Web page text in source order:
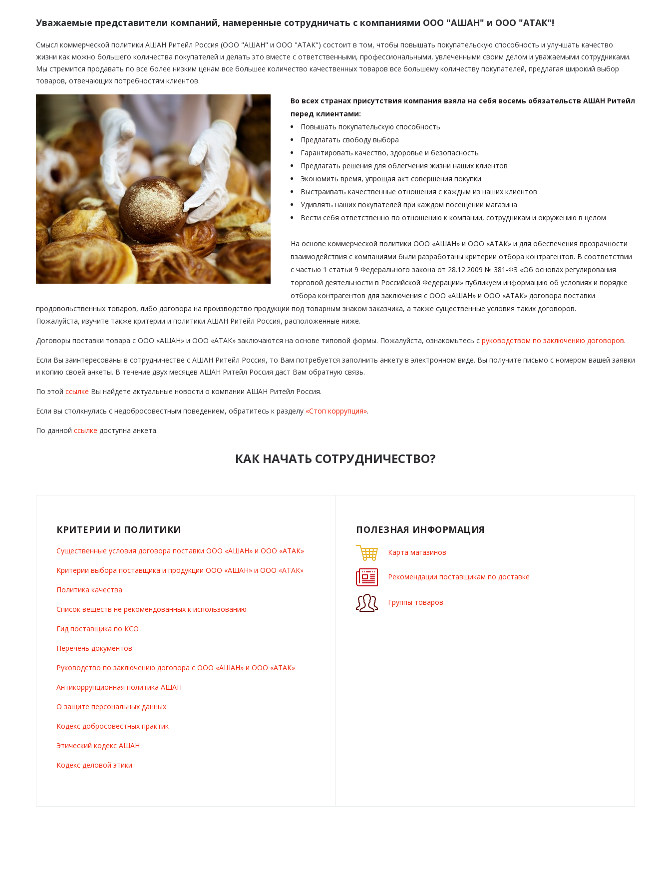
Уважаемые представители компаний, намеренные сотрудничать с компаниями ООО "АШАН" и ООО "АТАК"!
Смысл коммерческой политики АШАН Ритейл Россия (ООО "АШАН" и ООО "АТАК") состоит в том, чтобы повышать покупательскую способность и улучшать качество
жизни как можно большего количества покупателей и делать это вместе с ответственными, профессиональными, увлеченными своим делом и уважаемыми сотрудниками.
Мы стремится продавать по все более низким ценам все большее количество качественных товаров все большему количеству покупателей, предлагая широкий выбор
товаров, отвечающих потребностям клиентов.
Во всех странах присутствия компания взяла на себя восемь обязательств АШАН Ритейл
перед клиентами:
Повышать покупательскую способность
Предлагать свободу выбора
Гарантировать качество, здоровье и безопасность
Предлагать решения для облегчения жизни наших клиентов
Экономить время, упрощая акт совершения покупки
Выстраивать качественные отношения с каждым из наших клиентов
Удивлять наших покупателей при каждом посещении магазина
Вести себя ответственно по отношению к компании, сотрудникам и окружению в целом
На основе коммерческой политики ООО «АШАН» и ООО «АТАК» и для обеспечения прозрачности
взаимодействия с компаниями были разработаны критерии отбора контрагентов. В соответствии
с частью 1 статьи 9 Федерального закона от 28.12.2009 № 381-ФЗ «Об основах регулирования
торговой деятельности в Российской Федерации» публикуем информацию об условиях и порядке
отбора контрагентов для заключения с ООО «АШАН» и ООО «АТАК» договора поставки
продовольственных товаров, либо договора на производство продукции под товарным знаком заказчика, а также существенные условия таких договоров.
Пожалуйста, изучите также критерии и политики АШАН Ритейл Россия, расположенные ниже.
Договоры поставки товара с ООО «АШАН» и ООО «АТАК» заключаются на основе типовой формы. Пожалуйста, ознакомьтесь с руководством по заключению договоров.
Если Вы заинтересованы в сотрудничестве с АШАН Ритейл Россия, то Вам потребуется заполнить анкету в электронном виде. Вы получите письмо с номером вашей заявки
и копию своей анкеты. В течение двух месяцев АШАН Ритейл Россия даст Вам обратную связь.
По этой ссылке Вы найдете актуальные новости о компании АШАН Ритейл Россия.
Если вы столкнулись с недобросовестным поведением, обратитесь к разделу «Стоп коррупция».
По данной ссылке доступна анкета.
КАК НАЧАТЬ СОТРУДНИЧЕСТВО?
КРИТЕРИИ И ПОЛИТИКИ
Существенные условия договора поставки ООО «АШАН» и ООО «АТАК»
Критерии выбора поставщика и продукции ООО «АШАН» и ООО «АТАК»
Политика качества
Список веществ не рекомендованных к использованию
Гид поставщика по КСО
Перечень документов
Руководство по заключению договора с ООО «АШАН» и ООО «АТАК»
Антикоррупционная политика АШАН
О защите персональных данных
Кодекс добросовестных практик
Этический кодекс АШАН
Кодекс деловой этики
ПОЛЕЗНАЯ ИНФОРМАЦИЯ
Карта магазинов
Рекомендации поставщикам по доставке
Группы товаров